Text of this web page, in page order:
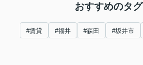
おすすめのタグ
#賃貸 #福井 #森田 #坂井市